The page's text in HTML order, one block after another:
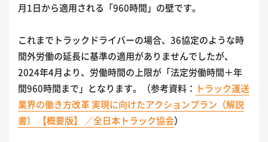
月1日から適用される「960時間」の壁です。
これまでトラックドライバーの場合、36協定のような時
間外労働の延長に基準の適用がありませんでしたが、
2024年4月より、労働時間の上限が「法定労働時間＋年
間960時間まで」となります。（参考資料： トラック運送
業界の働き方改革 実現に向けたアクションプラン（解説
書） 【概要版】 ／全日本トラック協会）